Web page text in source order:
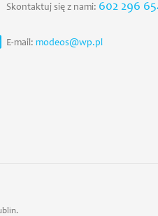
Skontaktuj się z nami: 602 296
E-mail: modeos@wp.pl